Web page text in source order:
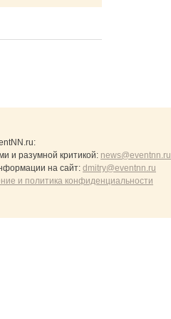
:
и разумной критикой: news@eventnn.ru
на сайт: dmitry@eventnn.ru
и политика конфиденциальности